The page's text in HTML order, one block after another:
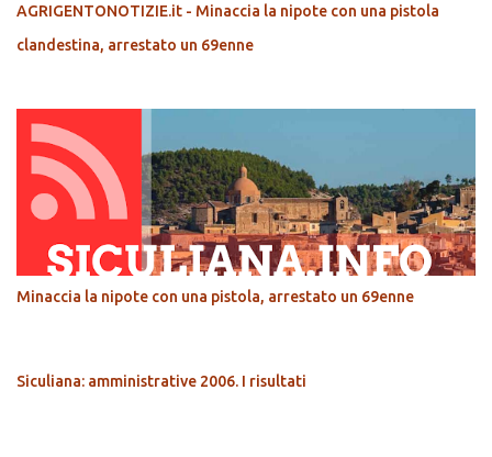
AGRIGENTONOTIZIE.it - Minaccia la nipote con una pistola
clandestina, arrestato un 69enne
Minaccia la nipote con una pistola, arrestato un 69enne
Siculiana: amministrative 2006. I risultati